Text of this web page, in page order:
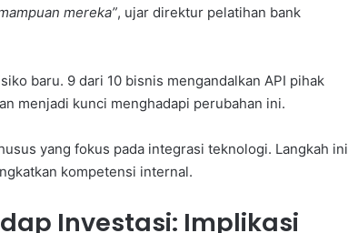
mereka”, ujar direktur pelatihan bank
baru. 9 dari 10 bisnis mengandalkan API pihak
menjadi kunci menghadapi perubahan ini.
yang fokus pada integrasi teknologi. Langkah ini
kompetensi internal.
Investasi: Implikasi